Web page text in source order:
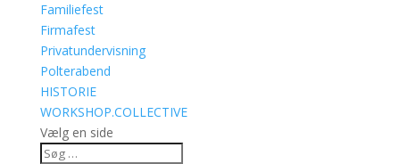
Familiefest
Firmafest
Privatundervisning
Polterabend
HISTORIE
WORKSHOP.COLLECTIVE
Vælg en side